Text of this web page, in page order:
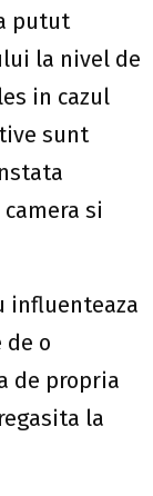
putut
la nivel de
in cazul
sunt
si
influenteaza
o
de propria
la